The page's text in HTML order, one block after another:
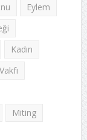
Eylem
Kadın
Miting